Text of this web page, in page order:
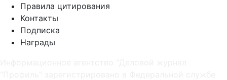
Правила цитирования
Контакты
Подписка
Награды